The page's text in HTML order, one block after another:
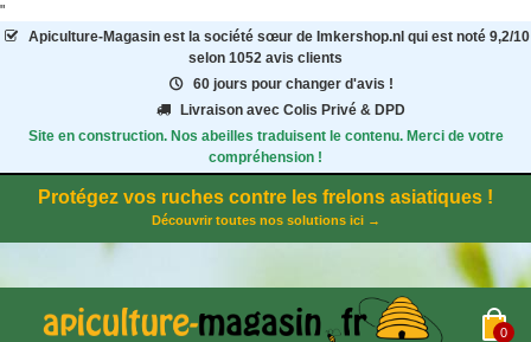
"
Apiculture-Magasinest la société sœur de Imkershop.nl qui est noté 9,2/10
selon 1052 avis clients
60 jours pour changer d'avis !
Livraison avec Colis Privé & DPD
Site en construction. Nos abeilles traduisent le contenu. Merci de votre
compréhension !
Protégez vos ruches contre les frelons asiatiques !
Découvrir toutes nos solutions ici →
0